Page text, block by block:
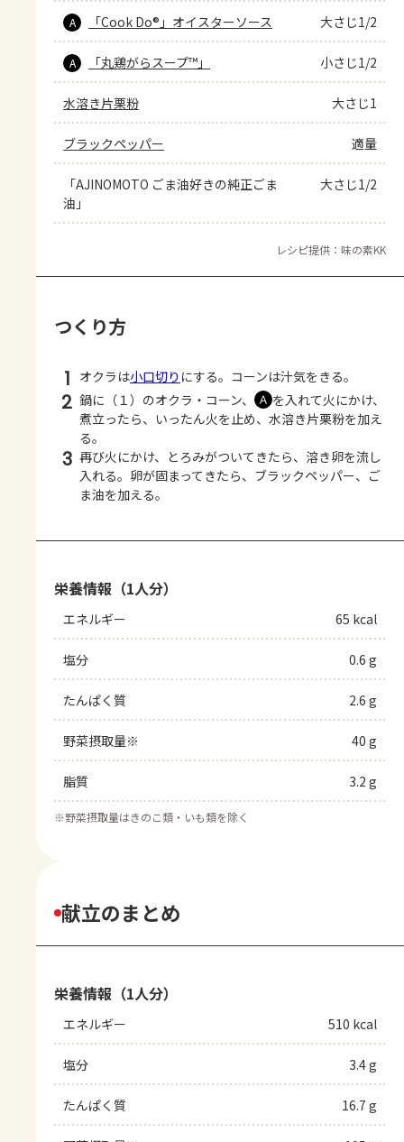
A 「Cook Do®」オイスターソース 大さじ1/2
A 「丸鶏がらスープ™」 小さじ1/2
水溶き片栗粉 大さじ1
ブラックペッパー 適量
「AJINOMOTO ごま油好きの純正ごま
油」
大さじ1/2
レシピ提供：味の素KK
つくり方
1 オクラは小口切り にする。コーンは汁気をきる。
2 鍋に（１）のオクラ・コーン、 Ａ を入れて火にかけ、
煮立ったら、いったん火を止め、水溶き片栗粉を加え
る。
3 再び火にかけ、とろみがついてきたら、溶き卵を流し
入れる。卵が固まってきたら、ブラックペッパー、ご
ま油を加える。
栄養情報（1人分）
エネルギー 65 kcal
塩分 0.6 g
たんぱく質 2.6 g
野菜摂取量※ 40 g
脂質 3.2 g
※野菜摂取量はきのこ類・いも類を除く
献立のまとめ
栄養情報（1人分）
エネルギー 510 kcal
塩分 3.4 g
たんぱく質 16.7 g